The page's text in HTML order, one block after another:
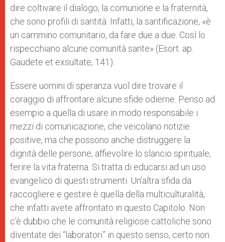
dire coltivare il dialogo, la comunione e la fraternità,
che sono profili di santità. Infatti, la santificazione, «è
un cammino comunitario, da fare due a due. Così lo
rispecchiano alcune comunità sante» (Esort. ap.
Gaudete et exsultate, 141).
Essere uomini di speranza vuol dire trovare il
coraggio di affrontare alcune sfide odierne. Penso ad
esempio a quella di usare in modo responsabile i
mezzi di comunicazione, che veicolano notizie
positive, ma che possono anche distruggere la
dignità delle persone, affievolire lo slancio spirituale,
ferire la vita fraterna. Si tratta di educarsi ad un uso
evangelico di questi strumenti. Un’altra sfida da
raccogliere e gestire è quella della multiculturalità,
che infatti avete affrontato in questo Capitolo. Non
c’è dubbio che le comunità religiose cattoliche sono
diventate dei “laboratori” in questo senso, certo non